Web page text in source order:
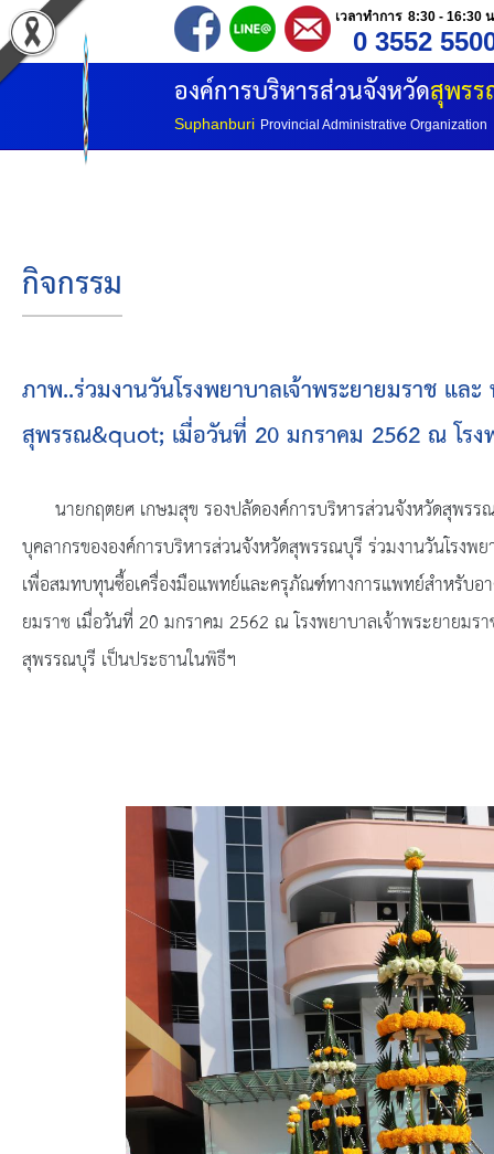
เวลาทำการ 8:30 - 16:30
0 3552
องค์การบริหารส่วนจังหวัดสุพร
Suphanburi Provincial Administrative Organization
หน้าแรก
ประวัติ อบจ
โครงสร้างองค์กร
โครงสร้างการแบ่งส่วนราชการ
วิสัยทัศน์
ยุทธศาสตร์การพัฒนา
ประวัตินายก
รายการ อบจ.สัมพันธ์
กิจกรรม
ประกาศจัดซื้อ-จัดจ้าง
ประกาศจัดซื้อ-จัดจ้างภาครัฐ
รายงานผู้ใช้บริการกล้อง CCTV
ข้อมูลการเลือกตั้ง
นโยบายคุ้มครองข้อมูลส่วนบุคคล
ผลงาน
กิจกรรม
ภาพ..ร่วมงานวันโรงพยาบาลเจ้าพระยายมราช แ
สุพรรณ&quot; เมื่อวันที่ 20 มกราคม 2562 ณ โรง
นายกฤตยศ เกษมสุข รองปลัดองค์การบริหารส่วนจังหวัดสุพร
บุคลากรขององค์การบริหารส่วนจังหวัดสุพรรณบุรี ร่วมงานวันโรง
เพื่อสมทบทุนซื้อเครื่องมือแพทย์และครุภัณฑ์ทางการแพทย์สำหรับอ
ยมราช เมื่อวันที่ 20 มกราคม 2562 ณ โรงพยาบาลเจ้าพระยายมร
สุพรรณบุรี เป็นประธานในพิธีฯ